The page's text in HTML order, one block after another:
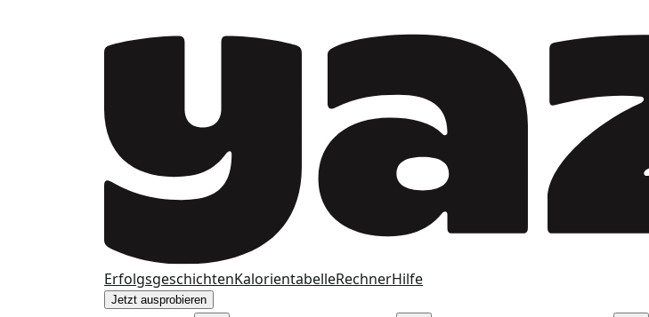
ErfolgsgeschichtenKalorientabelleRechnerHilfe
Jetzt ausprobieren